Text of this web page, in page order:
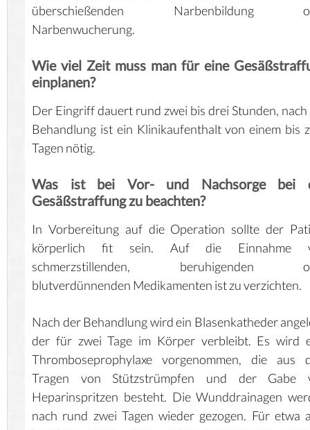
überschießenden Narbenbildung
Narbenwucherung.
Wie viel Zeit muss man für eine
einplanen?
Der Eingriff dauert rund zwei bis drei Stunden,
Behandlung ist ein Klinikaufenthalt von einem bis
Tagen nötig.
Was ist bei Vor- und Nachsorge bei
Gesäßstraffung zu beachten?
In Vorbereitung auf die Operation sollte der
körperlich fit sein. Auf die Einnahme
schmerzstillenden, beruhigenden
blutverdünnenden Medikamenten ist zu verzichten.
Nach der Behandlung wird ein Blasenkatheder
der für zwei Tage im Körper verbleibt. Es wird
Thromboseprophylaxe vorgenommen, die aus
Tragen von Stützstrümpfen und der Gabe
Heparinspritzen besteht. Die Wunddrainagen
nach rund zwei Tagen wieder gezogen. Für etwa